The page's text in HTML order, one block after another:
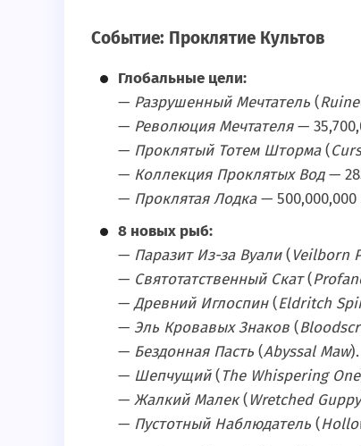
Событие: Проклятие Культов
Глобальные цели:
— Разрушенный Мечтатель (
— Революция Мечтателя—
— Проклятый Тотем Шторма(
— Коллекция Проклятых Вод—
— Проклятая Лодка— 500,000,000
8 новых рыб:
— Паразит Из-за Вуали( Veilborn
— Святотатственный Скат(
—Древний Иглоспин(Eldritch
— Эль Кровавых Знаков (
— Бездонная Пасть (Abyssal Maw).
— Шепчущий( The Whispering One
— Жалкий Малек(Wretched Guppy
— Пустотный Наблюдатель (